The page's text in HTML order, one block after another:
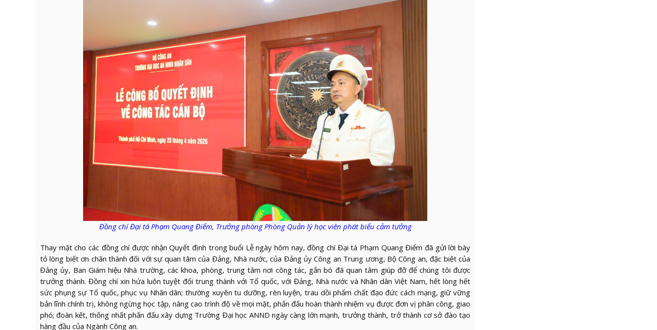
Đồng chí Đại tá Phạm Quang Điểm, Trưởng phòng Phòng Quản lý học viên phát biểu cảm tưởng
Thay mặt cho các đồng chí được nhận Quyết định trong buổi Lễ ngày hôm nay, đồng chí Đại tá Phạm Quang Điểm đã gửi lời bày
tỏ lòng biết ơn chân thành đối với sự quan tâm của Đảng, Nhà nước, của Đảng ủy Công an Trung ương, Bộ Công an, đặc biệt của
Đảng ủy, Ban Giám hiệu Nhà trường, các khoa, phòng, trung tâm nơi công tác, gắn bó đã quan tâm giúp đỡ để chúng tôi được
trưởng thành. Đồng chí xin hứa luôn tuyệt đối trung thành với Tổ quốc, với Đảng, Nhà nước và Nhân dân Việt Nam, hết lòng hết
sức phụng sự Tổ quốc, phục vụ Nhân dân; thường xuyên tu dưỡng, rèn luyện, trau dồi phẩm chất đạo đức cách mạng, giữ vững
bản lĩnh chính trị, không ngừng học tập, nâng cao trình độ về mọi mặt, phấn đấu hoàn thành nhiệm vụ được đơn vị phân công, giao
phó; đoàn kết, thống nhất phấn đấu xây dựng Trường Đại học ANND ngày càng lớn mạnh, trưởng thành, trở thành cơ sở đào tạo
hàng đầu của Ngành Công an.